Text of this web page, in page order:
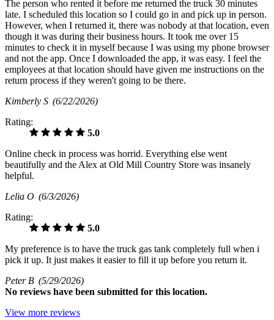
The person who rented it before me returned the truck 30 minutes
late. I scheduled this location so I could go in and pick up in person.
However, when I returned it, there was nobody at that location, even
though it was during their business hours. It took me over 15
minutes to check it in myself because I was using my phone browser
and not the app. Once I downloaded the app, it was easy. I feel the
employees at that location should have given me instructions on the
return process if they weren't going to be there.
Kimberly S (6/22/2026)
Rating:
5.0
Online check in process was horrid. Everything else went
beautifully and the Alex at Old Mill Country Store was insanely
helpful.
Lelia O (6/3/2026)
Rating:
5.0
My preference is to have the truck gas tank completely full when i
pick it up. It just makes it easier to fill it up before you return it.
Peter B (5/29/2026)
No reviews have been submitted for this location.
View more reviews